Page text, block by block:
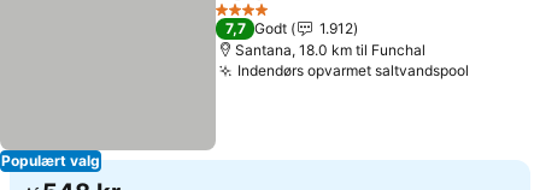
Populært valg
4 Stjerner
7,7 Godt
1.912
Santana, 18.0 km til Funchal
Indendørs opvarmet saltvandspool